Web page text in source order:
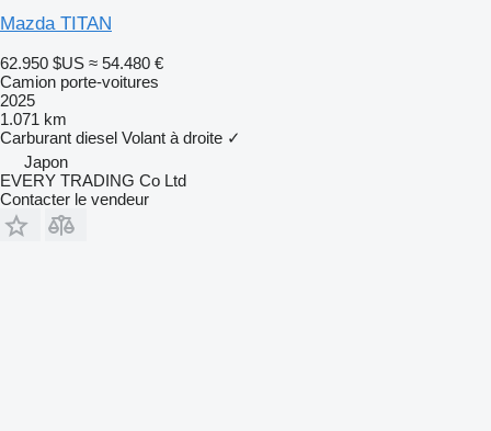
Mazda TITAN
62.950 $US ≈ 54.480 €
Camion porte-voitures
2025
1.071 km
Carburant diesel Volant à droite ✓
Japon
EVERY TRADING Co Ltd
Contacter le vendeur